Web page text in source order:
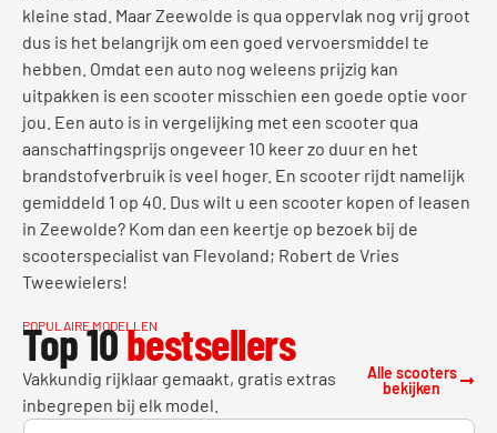
kleine stad. Maar Zeewolde is qua oppervlak nog vrij groot
dus is het belangrijk om een goed vervoersmiddel te
hebben. Omdat een auto nog weleens prijzig kan
uitpakken is een scooter misschien een goede optie voor
jou. Een auto is in vergelijking met een scooter qua
aanschaffingsprijs ongeveer 10 keer zo duur en het
brandstofverbruik is veel hoger. En scooter rijdt namelijk
gemiddeld 1 op 40. Dus wilt u een scooter kopen of leasen
in Zeewolde? Kom dan een keertje op bezoek bij de
scooterspecialist van Flevoland; Robert de Vries
Tweewielers!
POPULAIRE MODELLEN
Top 10bestsellers
Vakkundig rijklaar gemaakt, gratis extras
inbegrepen bij elk model.
Alle scooters
bekijken